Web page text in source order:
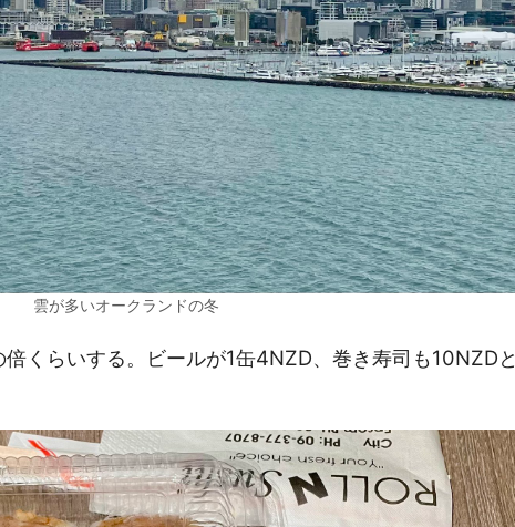
雲が多いオークランドの冬
くらいする。ビールが1缶4NZD、巻き寿司も10NZDと